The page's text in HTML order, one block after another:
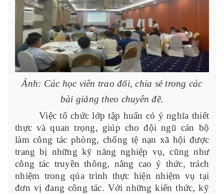
Ảnh: Các học viên trao đổi, chia sẻ trong các
bài giảng theo chuyên đề.
Việc tổ chức lớp tập huấn có ý nghĩa thiết
thực và quan trọng, giúp cho đội ngũ cán bộ
làm công tác phòng, chống tệ nạn xã hội được
trang bị những kỹ năng nghiệp vụ, cũng như
công tác truyền thông, nâng cao ý thức, trách
nhiệm trong qúa trình thực hiện nhiệm vụ tại
đơn vị đang công tác. Với những kiến thức, kỹ